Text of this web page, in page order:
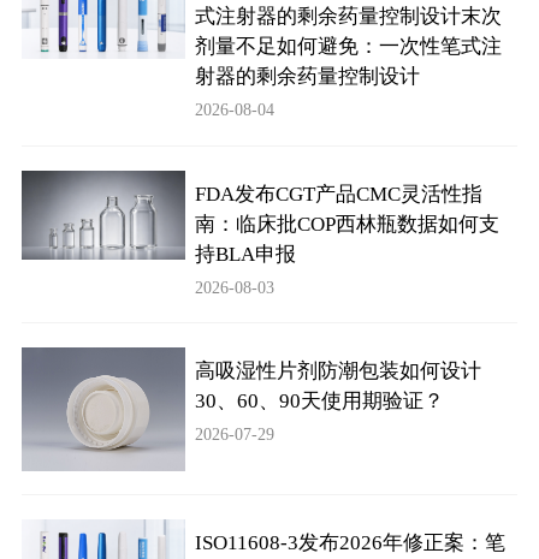
式注射器的剩余药量控制设计末次
剂量不足如何避免：一次性笔式注
射器的剩余药量控制设计
2026-08-04
FDA发布CGT产品CMC灵活性指
南：临床批COP西林瓶数据如何支
持BLA申报
2026-08-03
高吸湿性片剂防潮包装如何设计
30、60、90天使用期验证？
2026-07-29
ISO11608-3发布2026年修正案：笔